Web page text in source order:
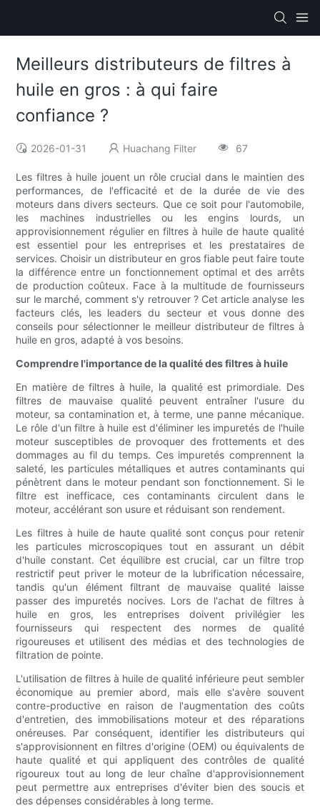
Meilleurs distributeurs de filtres à
huile en gros : à qui faire
confiance ?
2026-01-31 Huachang Filter 67
Les filtres à huile jouent un rôle crucial dans le maintien des
performances, de l'efficacité et de la durée de vie des
moteurs dans divers secteurs. Que ce soit pour l'automobile,
les machines industrielles ou les engins lourds, un
approvisionnement régulier en filtres à huile de haute qualité
est essentiel pour les entreprises et les prestataires de
services. Choisir un distributeur en gros fiable peut faire toute
la différence entre un fonctionnement optimal et des arrêts
de production coûteux. Face à la multitude de fournisseurs
sur le marché, comment s'y retrouver ? Cet article analyse les
facteurs clés, les leaders du secteur et vous donne des
conseils pour sélectionner le meilleur distributeur de filtres à
huile en gros, adapté à vos besoins.
Comprendre l'importance de la qualité des filtres à huile
En matière de filtres à huile, la qualité est primordiale. Des
filtres de mauvaise qualité peuvent entraîner l'usure du
moteur, sa contamination et, à terme, une panne mécanique.
Le rôle d'un filtre à huile est d'éliminer les impuretés de l'huile
moteur susceptibles de provoquer des frottements et des
dommages au fil du temps. Ces impuretés comprennent la
saleté, les particules métalliques et autres contaminants qui
pénètrent dans le moteur pendant son fonctionnement. Si le
filtre est inefficace, ces contaminants circulent dans le
moteur, accélérant son usure et réduisant son rendement.
Les filtres à huile de haute qualité sont conçus pour retenir
les particules microscopiques tout en assurant un débit
d'huile constant. Cet équilibre est crucial, car un filtre trop
restrictif peut priver le moteur de la lubrification nécessaire,
tandis qu'un élément filtrant de mauvaise qualité laisse
passer des impuretés nocives. Lors de l'achat de filtres à
huile en gros, les entreprises doivent privilégier les
fournisseurs qui respectent des normes de qualité
rigoureuses et utilisent des médias et des technologies de
filtration de pointe.
L'utilisation de filtres à huile de qualité inférieure peut sembler
économique au premier abord, mais elle s'avère souvent
contre-productive en raison de l'augmentation des coûts
d'entretien, des immobilisations moteur et des réparations
onéreuses. Par conséquent, identifier les distributeurs qui
s'approvisionnent en filtres d'origine (OEM) ou équivalents de
haute qualité et qui appliquent des contrôles de qualité
rigoureux tout au long de leur chaîne d'approvisionnement
peut permettre aux entreprises d'éviter bien des soucis et
des dépenses considérables à long terme.